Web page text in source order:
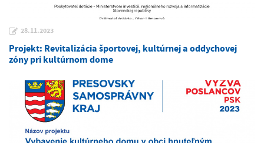
28.11.2023
Projekt: Revitalizácia športovej, kultúrnej a oddychovej
zóny pri kultúrnom dome